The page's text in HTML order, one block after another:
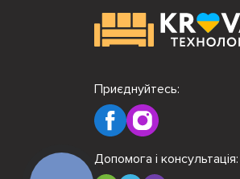
Приєднуйтесь:
Допомога і консультація: